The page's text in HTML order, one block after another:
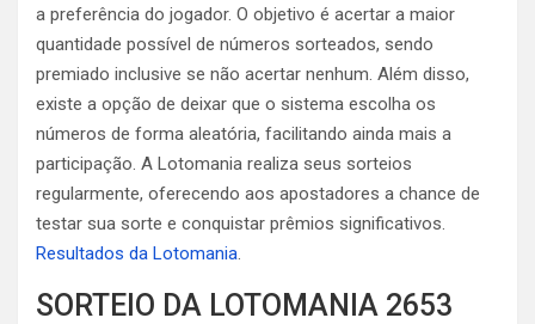
a preferência do jogador. O objetivo é acertar a maior
quantidade possível de números sorteados, sendo
premiado inclusive se não acertar nenhum. Além disso,
existe a opção de deixar que o sistema escolha os
números de forma aleatória, facilitando ainda mais a
participação. A Lotomania realiza seus sorteios
regularmente, oferecendo aos apostadores a chance de
testar sua sorte e conquistar prêmios significativos.
Resultados da Lotomania.
SORTEIO DA LOTOMANIA 2653